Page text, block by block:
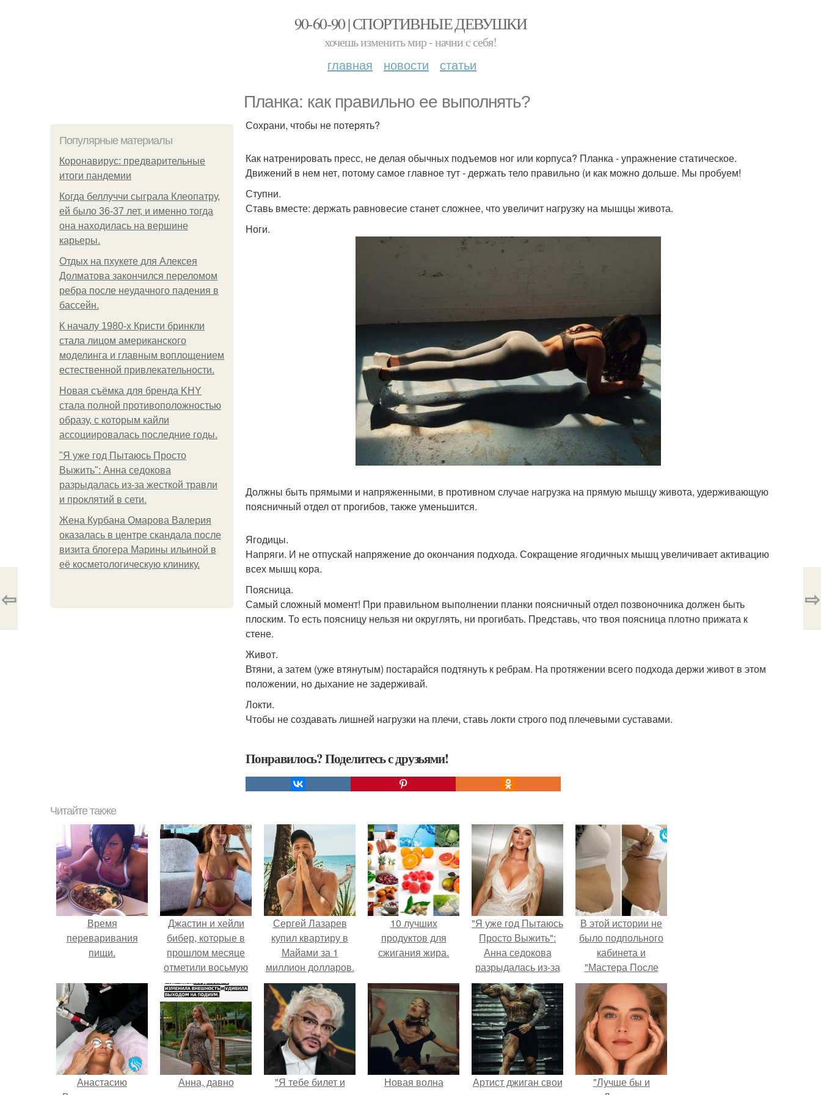
90-60-90 | СПОРТИВНЫЕ ДЕВУШКИ
хочешь изменить мир - начни с себя!
главная новости статьи
Планка: как правильно ее выполнять?
Популярные материалы
Коронавирус: предварительные
итоги пандемии
Когда беллуччи сыграла Клеопатру,
ей было 36-37 лет, и именно тогда
она находилась на вершине
карьеры.
Отдых на пхукете для Алексея
Долматова закончился переломом
ребра после неудачного падения в
бассейн.
К началу 1980-х Кристи бринкли
стала лицом американского
моделинга и главным воплощением
естественной привлекательности.
Новая съёмка для бренда KHY
стала полной противоположностью
образу, с которым кайли
ассоциировалась последние годы.
"Я уже год Пытаюсь Просто
Выжить": Анна седокова
разрыдалась из-за жесткой травли
и проклятий в сети.
Жена Курбана Омарова Валерия
оказалась в центре скандала после
визита блогера Марины ильиной в
её косметологическую клинику.
Сохрани, чтобы не потерять?
Как натренировать пресс, не делая обычных подъемов ног или корпуса? Планка - упражнение статическое.
Движений в нем нет, потому самое главное тут - держать тело правильно (и как можно дольше. Мы пробуем!
Ступни.
Ставь вместе: держать равновесие станет сложнее, что увеличит нагрузку на мышцы живота.
Ноги.
Должны быть прямыми и напряженными, в противном случае нагрузка на прямую мышцу живота, удерживающую
поясничный отдел от прогибов, также уменьшится.
Ягодицы.
Напряги. И не отпускай напряжение до окончания подхода. Сокращение ягодичных мышц увеличивает активацию
всех мышц кора.
Поясница.
Самый сложный момент! При правильном выполнении планки поясничный отдел позвоночника должен быть
плоским. То есть поясницу нельзя ни округлять, ни прогибать. Представь, что твоя поясница плотно прижата к
стене.
Живот.
Втяни, а затем (уже втянутым) постарайся подтянуть к ребрам. На протяжении всего подхода держи живот в этом
положении, но дыхание не задерживай.
Локти.
Чтобы не создавать лишней нагрузки на плечи, ставь локти строго под плечевыми суставами.
Понравилось? Поделитесь с друзьями!
⇦ ⇨
Читайте также
Время
переваривания
пищи.
Джастин и хейли
бибер, которые в
прошлом месяце
отметили восьмую
годовщину
помолвки, показали
новые фото с
совместного
отдыха.
Сергей Лазарев
купил квартиру в
Майами за 1
миллион долларов.
10 лучших
продуктов для
сжигания жира.
"Я уже год Пытаюсь
Просто Выжить":
Анна седокова
разрыдалась из-за
жесткой травли и
проклятий в сети.
В этой истории не
было подпольного
кабинета и
"Мастера После
Двухнедельных
Курсов".
Анастасию
Анна, давно
"Я тебе билет и
Новая волна
Артист джиган свои
"Лучше бы и